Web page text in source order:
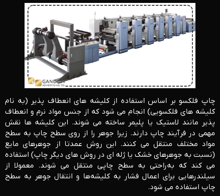
چاپ فلکسو بر اساس استفاده از کلیشه‌ های انعطاف ‌پذیر (به‌ نام
کلیشه ‌های فلکسویی) انجام می‌ شود که از جنس مواد نرم و انعطاف
‌پذیر مانند لاستیک یا پلیمر ساخته می ‌شوند. این کلیشه‌ ها نقش
مهمی در فرآیند چاپ دارند. زیرا جوهر را از روی سطح چاپ به سطح
مواد مختلف منتقل می ‌کنند. این روش عمدتا از جوهرهای مایع
(نسبت به جوهرهای خشک یا ژله‌ ای در روش‌ های دیگر چاپ) استفاده
می ‌کند که به‌راحتی به سطح چاپی منتقل می ‌شوند. معمولا از
سیلندرهایی برای اعمال فشار به کلیشه‌ها و انتقال جوهر به سطح
چاپ استفاده می‌ شود.